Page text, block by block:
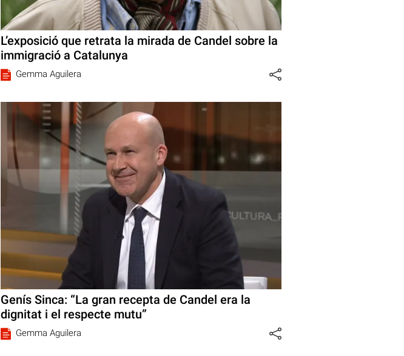
L’exposició que retrata la mirada de Candel sobre la
immigració a Catalunya
Gemma Aguilera
Genís Sinca: “La gran recepta de Candel era la
dignitat i el respecte mutu”
Gemma Aguilera